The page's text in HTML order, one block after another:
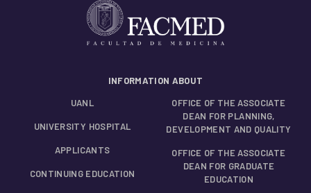
INFORMATION ABOUT
UANL
UNIVERSITY HOSPITAL
APPLICANTS
CONTINUING EDUCATION
OFFICE OF THE ASSOCIATE
DEAN FOR PLANNING,
DEVELOPMENT AND QUALITY
OFFICE OF THE ASSOCIATE
DEAN FOR GRADUATE
EDUCATION